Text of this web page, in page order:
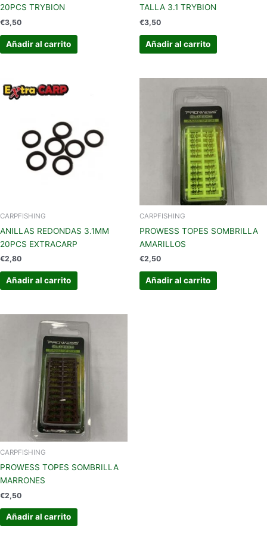
20PCS TRYBION
€3,50
Añadir al carrito
TALLA 3.1 TRYBION
€3,50
Añadir al carrito
CARPFISHING
ANILLAS REDONDAS 3.1MM
20PCS EXTRACARP
€2,80
Añadir al carrito
CARPFISHING
PROWESS TOPES SOMBRILLA
AMARILLOS
€2,50
Añadir al carrito
CARPFISHING
PROWESS TOPES SOMBRILLA
MARRONES
€2,50
Añadir al carrito